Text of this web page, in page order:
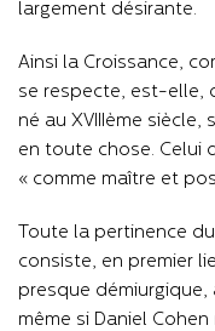
largement désirante.
Ainsi la Croissance,
se respecte, est-elle,
né au XVIIIème
en toute chose. Celui
« comme maître et
Toute la pertinence du
consiste, en premier
presque démiurgique,
même si Daniel